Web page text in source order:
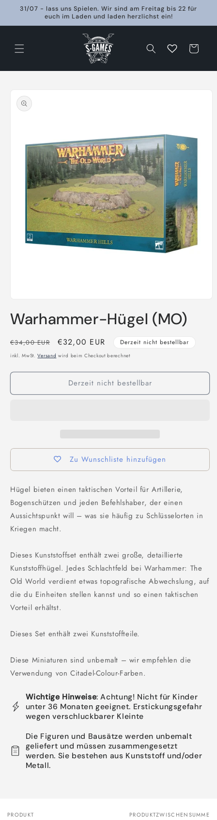
zum
31/07 - lass uns Spielen. Wir sind am Freitag bis 22 für
euch im Laden und laden herzlichst ein!
Warenkorb
in
Modal
Warhammer-Hügel (MO)
Normaler
Preis
€34,00 EUR Verkaufspreis
€32,00 EUR Derzeit nicht bestellbar
inkl. MwSt.Versand wird beim Checkout berechnet
Derzeit nicht bestellbar
Zu Wunschliste hinzufügen
Hügel bieten einen taktischen Vorteil für Artillerie,
Bogenschützen und jeden Befehlshaber, der einen
Aussichtspunkt will – was sie häufig zu Schlüsselorten in
Kriegen macht.
Dieses Kunststoffset enthält zwei große, detaillierte
Kunststoffhügel. Jedes Schlachtfeld bei Warhammer: The
Old World verdient etwas topografische Abwechslung, auf
die du Einheiten stellen kannst und so einen taktischen
Vorteil erhältst.
Dieses Set enthält zwei Kunststoffteile.
Diese Miniaturen sind unbemalt – wir empfehlen die
Verwendung von Citadel-Colour-Farben.
Wichtige Hinweise: Achtung! Nicht für Kinder
unter 36 Monaten geeignet. Erstickungsgefahr
wegen verschluckbarer Kleinte
Die Figuren und Bausätze werden unbemalt
geliefert und müssen zusammengesetzt
werden. Sie bestehen aus Kunststoff und/oder
Metall.
Dein
PRODUKT PRODUKTZWISCHENSUMME